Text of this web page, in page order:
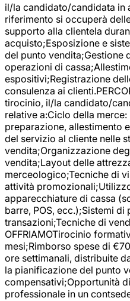
il/la candidato/candidata in
riferimento si occuperà
supporto alla clientela
acquisto;Esposizione e
del punto vendita;Gestione
operazioni di
espositivi;Registrazione
consulenza ai
tirocinio, il/la candidato/
relative a:Ciclo della
preparazione, allestimento
del servizio al cliente nelle
vendita;Organizzazione
vendita;Layout delle
merceologico;Tecniche di
attività
apparecchiature di cassa
barre, POS, ecc.);Sistemi
transazioni;Tecniche di
OFFRIAMOTirocinio
mesi;Rimborso spese di
ore settimanali, distribuite
la pianificazione del punto
compensativi;Opportunità
professionale in un